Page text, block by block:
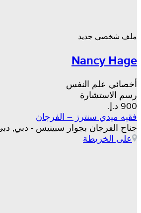
ملف شخصي جديد
Nancy Hage
أخصائي علم النفس
رسم الاستشارة
فقيه ميدي سنترز – الفرجان
جناح الفرجان بجوار سبينيس - دبي, دبي
على الخريطة